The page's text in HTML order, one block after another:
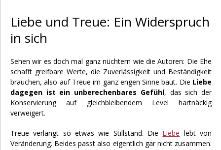
Liebe und Treue: Ein Widerspruch
in sich
Sehen wir es doch mal ganz nüchtern wie die Autoren: Die Ehe
schafft greifbare Werte, die Zuverlässigkeit und Beständigkeit
brauchen, also auf Treue im ganz engen Sinne baut. Die Liebe
dagegen ist ein unberechenbares Gefühl, das sich der
Konservierung auf gleichbleibendem Level hartnäckig
verweigert.
Treue verlangt so etwas wie Stillstand. Die Liebe lebt von
Veränderung. Beides passt also eigentlich gar nicht zusammen.